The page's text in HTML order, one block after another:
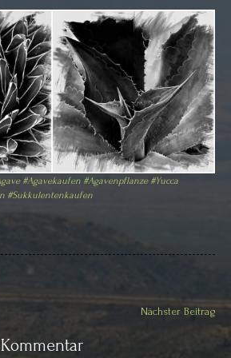
#Agavekaufen #Agavenpflanze #Yucca
#Sukkulentenkaufen
Nächster Beitrag